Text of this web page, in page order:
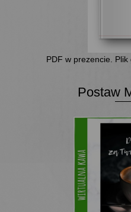
PDF w prezencie.
Postaw